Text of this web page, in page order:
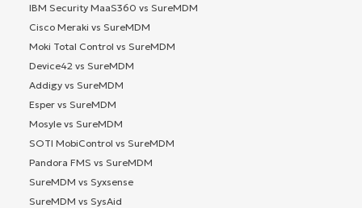
IBM Security MaaS360 vs SureMDM
Cisco Meraki vs SureMDM
Moki Total Control vs SureMDM
Device42 vs SureMDM
Addigy vs SureMDM
Esper vs SureMDM
Mosyle vs SureMDM
SOTI MobiControl vs SureMDM
Pandora FMS vs SureMDM
SureMDM vs Syxsense
SureMDM vs SysAid